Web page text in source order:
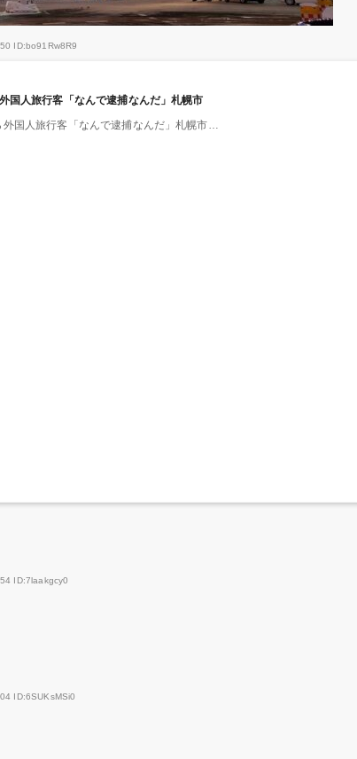
ID:bo91Rw8R9
国人旅行客「なんで逮捕なんだ」札幌市
国人旅行客「なんで逮捕なんだ」札幌市
ID:7laakgcy0
ID:6SUKsMSi0